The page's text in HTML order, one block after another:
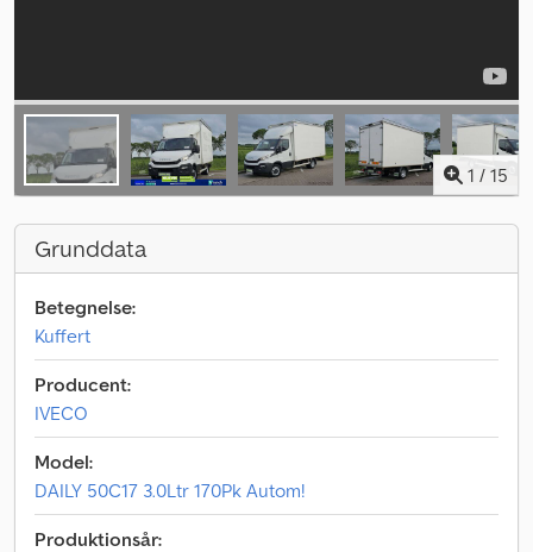
1 / 15
Grunddata
Betegnelse:
Kuffert
Producent:
IVECO
Model:
DAILY 50C17 3.0Ltr 170Pk Autom!
Produktionsår: